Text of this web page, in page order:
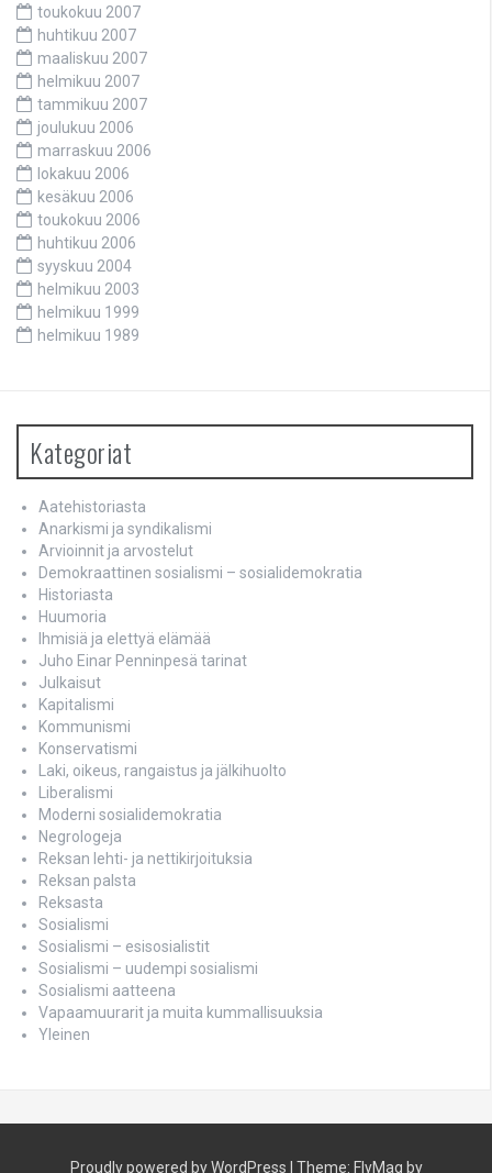
toukokuu 2007
huhtikuu 2007
maaliskuu 2007
helmikuu 2007
tammikuu 2007
joulukuu 2006
marraskuu 2006
lokakuu 2006
kesäkuu 2006
toukokuu 2006
huhtikuu 2006
syyskuu 2004
helmikuu 2003
helmikuu 1999
helmikuu 1989
Kategoriat
Aatehistoriasta
Anarkismi ja syndikalismi
Arvioinnit ja arvostelut
Demokraattinen sosialismi – sosialidemokratia
Historiasta
Huumoria
Ihmisiä ja elettyä elämää
Juho Einar Penninpesä tarinat
Julkaisut
Kapitalismi
Kommunismi
Konservatismi
Laki, oikeus, rangaistus ja jälkihuolto
Liberalismi
Moderni sosialidemokratia
Negrologeja
Reksan lehti- ja nettikirjoituksia
Reksan palsta
Reksasta
Sosialismi
Sosialismi – esisosialistit
Sosialismi – uudempi sosialismi
Sosialismi aatteena
Vapaamuurarit ja muita kummallisuuksia
Yleinen
Proudly powered by WordPress Theme: FlyMag by